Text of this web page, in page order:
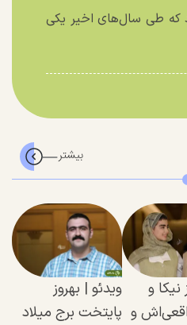
که طی سال‌های اخیر یکی
و
و
ویدئو | بهروز
پایتخت برج میلاد